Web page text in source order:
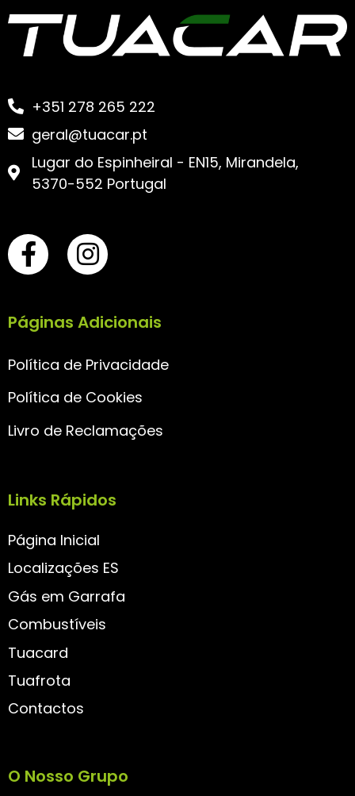
+351 278 265 222
geral@tuacar.pt
Lugar do Espinheiral - EN15, Mirandela,
5370-552 Portugal
Páginas Adicionais
Política de Privacidade
Política de Cookies
Livro de Reclamações
Links Rápidos
Página Inicial
Localizações ES
Gás em Garrafa
Combustíveis
Tuacard
Tuafrota
Contactos
O Nosso Grupo